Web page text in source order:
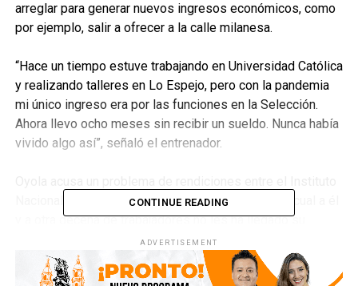
arreglar para generar nuevos ingresos económicos, como
por ejemplo, salir a ofrecer a la calle milanesa.
“Hace un tiempo estuve trabajando en Universidad Católica
y realizando talleres en Lo Espejo, pero con la pandemia
mi único ingreso era por las funciones en la Selección.
Ahora llevo ocho meses sin recibir un sueldo. Nunca había
vivido algo así”, señaló el entrenador.
Nacional del Deporte (IND) y la Federación, por la cual a él
y a otra decena de trabajadores no les ha llegado su
salario: “La federación presenta proyectos, el IND envía
las platas y nos van pagando. Pero ahora hay dos
rendiciones que no han sido liberadas”.
CONTINUE READING
ADVERTISEMENT